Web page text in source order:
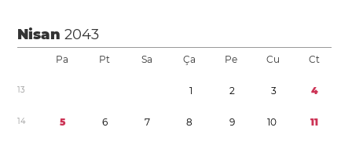
Nisan2043
Pa Pt Sa Ça Pe Cu Ct
13 1 2 3 4
14 5 6 7 8 9 10 11